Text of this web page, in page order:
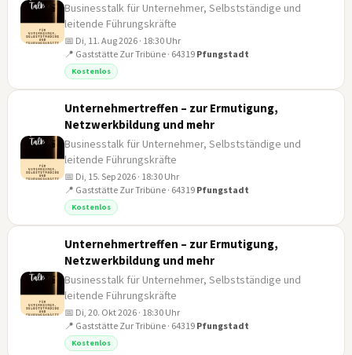
Businesstalk für Unternehmer, Selbstständige und
leitende Führungskräfte
📅 Di, 11. Aug 2026 · 18:30 Uhr
📍 Gaststätte Zur Tribüne · 64319 Pfungstadt
Kostenlos
Unternehmertreffen – zur Ermutigung,
Netzwerkbildung und mehr
Businesstalk für Unternehmer, Selbstständige und
leitende Führungskräfte
📅 Di, 15. Sep 2026 · 18:30 Uhr
📍 Gaststätte Zur Tribüne · 64319 Pfungstadt
Kostenlos
Unternehmertreffen – zur Ermutigung,
Netzwerkbildung und mehr
Businesstalk für Unternehmer, Selbstständige und
leitende Führungskräfte
📅 Di, 20. Okt 2026 · 18:30 Uhr
📍 Gaststätte Zur Tribüne · 64319 Pfungstadt
Kostenlos